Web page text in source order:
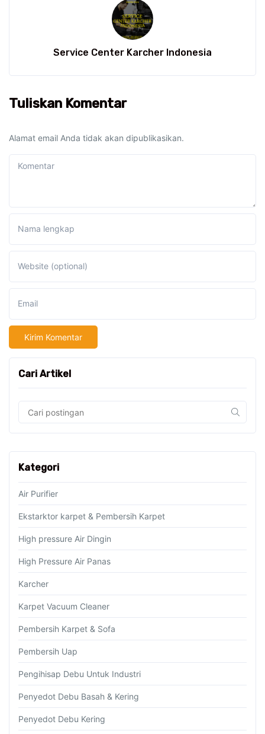
Service Center Karcher Indonesia
Tuliskan Komentar
Alamat email Anda tidak akan dipublikasikan.
Komentar
Nama lengkap
Website (optional)
Email
Cari Artikel
Kategori
Air Purifier
Ekstarktor karpet & Pembersih Karpet
High pressure Air Dingin
High Pressure Air Panas
Karcher
Karpet Vacuum Cleaner
Pembersih Karpet & Sofa
Pembersih Uap
Pengihisap Debu Untuk Industri
Penyedot Debu Basah & Kering
Penyedot Debu Kering